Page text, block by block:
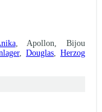
, Apollon, Bijou
, Douglas
Herzog